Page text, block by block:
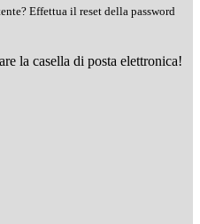
Effettua il reset della password
la casella di posta elettronica!